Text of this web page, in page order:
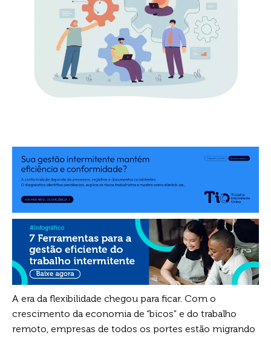
A era da flexibilidade chegou para ficar. Com o
crescimento da economia de “bicos” e do trabalho
remoto, empresas de todos os portes estão migrando